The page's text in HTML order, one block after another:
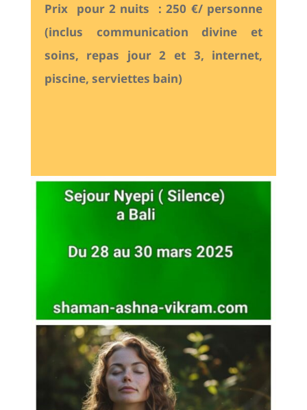
Prix pour 2 nuits : 250 €/ personne
(inclus communication divine et
soins, repas jour 2 et 3, internet,
piscine, serviettes bain)